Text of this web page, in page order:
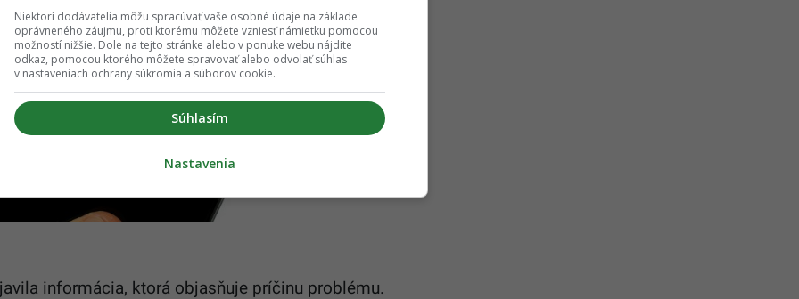
informácia, ktorá objasňuje príčinu problému.
Niektorí dodávatelia môžu spracúvať vaše osobné údaje na základe
oprávneného záujmu, proti ktorému môžete vzniesť námietku pomocou
možností nižšie. Dole na tejto stránke alebo v ponuke webu nájdite
odkaz, pomocou ktorého môžete spravovať alebo odvolať súhlas
v nastaveniach ochrany súkromia a súborov cookie.
Súhlasím
Nastavenia